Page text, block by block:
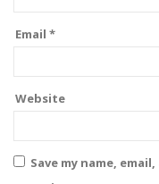
Email *
Website
Save my name,